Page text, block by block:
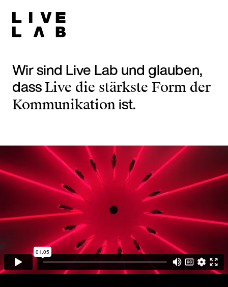
Wir sind Live Lab und glauben,
dass Live die stärkste Form der
Kommunikation ist.